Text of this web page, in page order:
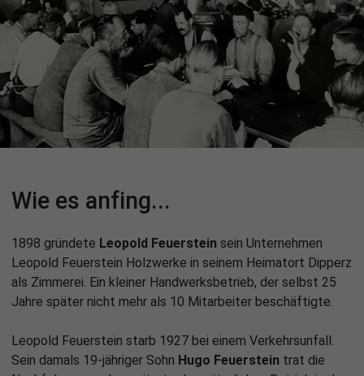
Wie es anfing...
1898 gründete Leopold Feuerstein sein Unternehmen
Leopold Feuerstein Holzwerke in seinem Heimatort Dipperz
als Zimmerei. Ein kleiner Handwerksbetrieb, der selbst 25
Jahre später nicht mehr als 10 Mitarbeiter beschäftigte.
Leopold Feuerstein starb 1927 bei einem Verkehrsunfall.
Sein damals 19-jähriger Sohn Hugo Feuerstein trat die